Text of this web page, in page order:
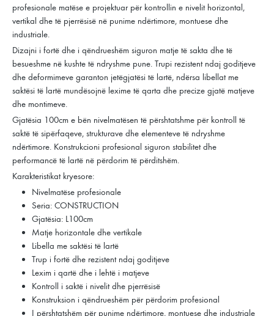
profesionale matëse e projektuar për kontrollin e nivelit horizontal,
vertikal dhe të pjerrësisë në punime ndërtimore, montuese dhe
industriale.
Dizajni i fortë dhe i qëndrueshëm siguron matje të sakta dhe të
besueshme në kushte të ndryshme pune. Trupi rezistent ndaj goditjeve
dhe deformimeve garanton jetëgjatësi të lartë, ndërsa libellat me
saktësi të lartë mundësojnë lexime të qarta dhe precize gjatë matjeve
dhe montimeve.
Gjatësia 100cm e bën nivelmatësen të përshtatshme për kontroll të
saktë të sipërfaqeve, strukturave dhe elementeve të ndryshme
ndërtimore. Konstrukcioni profesional siguron stabilitet dhe
performancë të lartë në përdorim të përditshëm.
Karakteristikat kryesore:
Nivelmatëse profesionale
Seria: CONSTRUCTION
Gjatësia: L100cm
Matje horizontale dhe vertikale
Libella me saktësi të lartë
Trup i fortë dhe rezistent ndaj goditjeve
Lexim i qartë dhe i lehtë i matjeve
Kontroll i saktë i nivelit dhe pjerrësisë
Konstruksion i qëndrueshëm për përdorim profesional
I përshtatshëm për punime ndërtimore, montuese dhe industriale